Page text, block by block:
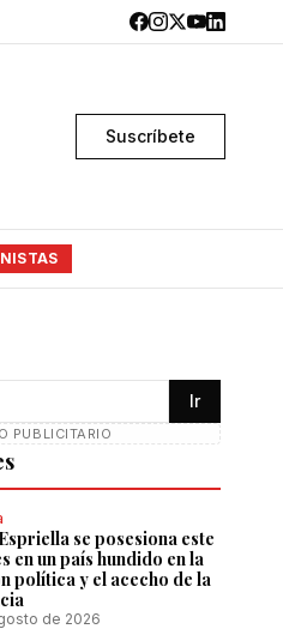
Suscríbete
Ir
PUBLICITARIO
se posesiona este
en un país hundido en la
política y el acecho de la
de 2026